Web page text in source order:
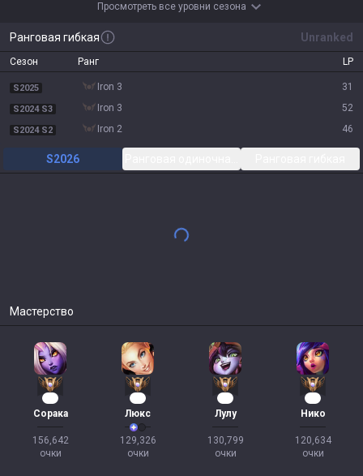
Просмотреть все уровни сезона
Ранговая гибкая Unranked
Сезон Ранг LP
S2025 iron 3 31
S2024 S3 iron 3 52
S2024 S2 iron 2 46
S2026
Мастерство
Сорака
156,642
очки
Люкс
129,326
очки
Лулу
130,799
очки
Нико
120,634
очки